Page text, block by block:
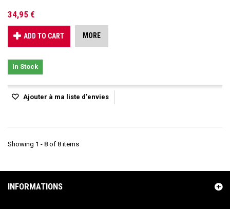
34,95 €
ADD TO CART MORE
In Stock
Ajouter à ma liste d'envies
Showing 1 - 8 of 8 items
INFORMATIONS